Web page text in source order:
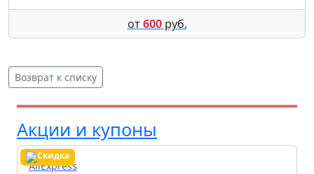
от600руб.
Возврат к списку
Акции и купоны
AliExpress